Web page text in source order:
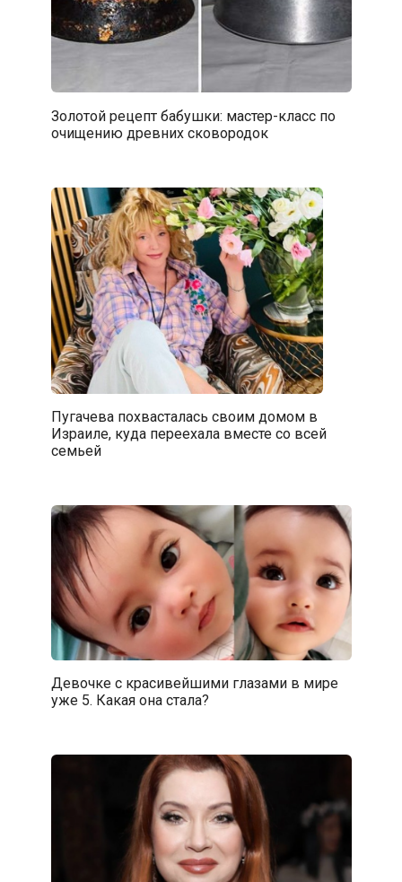
Золотой рецепт бабушки: мастер-класс по
очищению древних сковородок
Пугачева похвасталась своим домом в
Израиле, куда переехала вместе со всей
семьей
Девочке с красивейшими глазами в мире
уже 5. Какая она стала?